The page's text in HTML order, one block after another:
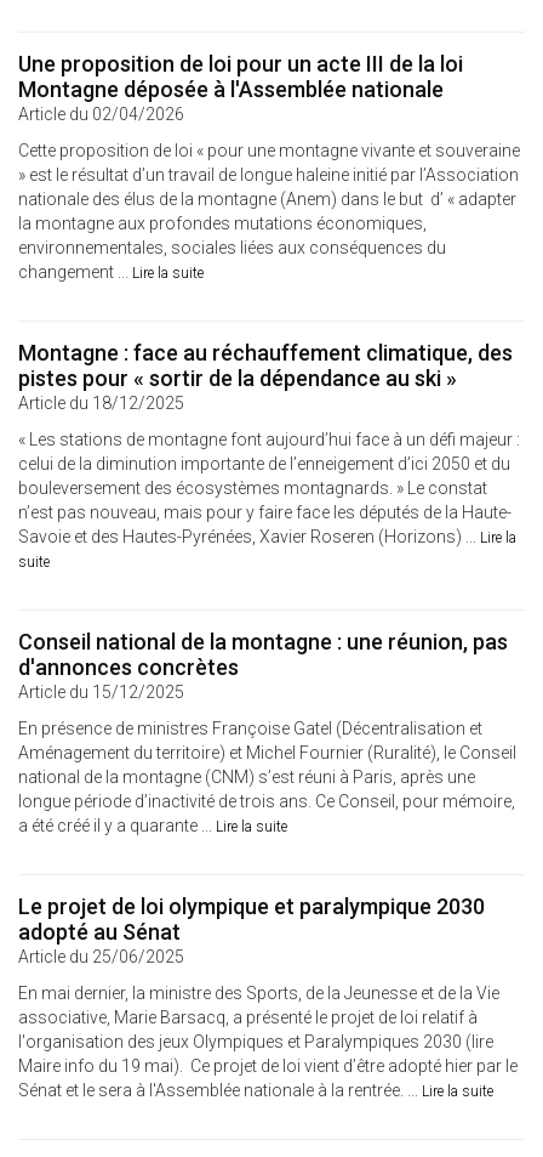
Une proposition de loi pour un acte III de la loi
Montagne déposée à l'Assemblée nationale
Article du 02/04/2026
Cette proposition de loi « pour une montagne vivante et souveraine
» est le résultat d’un travail de longue haleine initié par l’Association
nationale des élus de la montagne (Anem) dans le but d’ « adapter
la montagne aux profondes mutations économiques,
environnementales, sociales liées aux conséquences du
changement ... Lire la suite
Montagne : face au réchauffement climatique, des
pistes pour « sortir de la dépendance au ski »
Article du 18/12/2025
« Les stations de montagne font aujourd’hui face à un défi majeur :
celui de la diminution importante de l’enneigement d’ici 2050 et du
bouleversement des écosystèmes montagnards. » Le constat
n’est pas nouveau, mais pour y faire face les députés de la Haute-
Savoie et des Hautes-Pyrénées, Xavier Roseren (Horizons) ... Lire la
suite
Conseil national de la montagne : une réunion, pas
d'annonces concrètes
Article du 15/12/2025
En présence de ministres Françoise Gatel (Décentralisation et
Aménagement du territoire) et Michel Fournier (Ruralité), le Conseil
national de la montagne (CNM) s’est réuni à Paris, après une
longue période d’inactivité de trois ans. Ce Conseil, pour mémoire,
a été créé il y a quarante ... Lire la suite
Le projet de loi olympique et paralympique 2030
adopté au Sénat
Article du 25/06/2025
En mai dernier, la ministre des Sports, de la Jeunesse et de la Vie
associative, Marie Barsacq, a présenté le projet de loi relatif à
l'organisation des jeux Olympiques et Paralympiques 2030 (lire
Maire info du 19 mai). Ce projet de loi vient d’être adopté hier par le
Sénat et le sera à l'Assemblée nationale à la rentrée. ... Lire la suite